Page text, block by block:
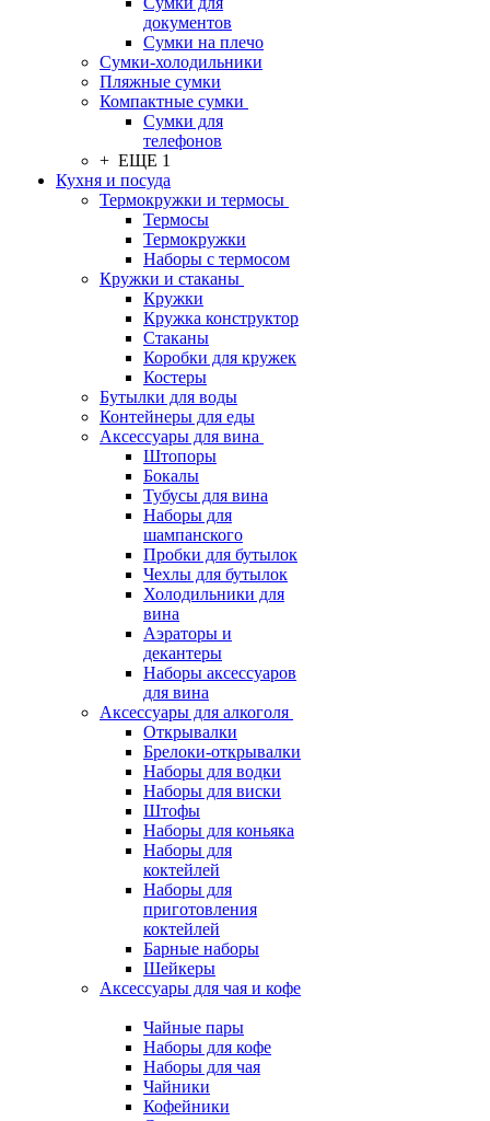
документов
Сумки на плечо
Сумки-холодильники
Пляжные сумки
Компактные сумки
Сумки для
телефонов
+ ЕЩЕ 1
Кухня и посуда
Термокружки и термосы
Термосы
Термокружки
Наборы с термосом
Кружки и стаканы
Кружки
Кружка конструктор
Стаканы
Коробки для кружек
Костеры
Бутылки для воды
Контейнеры для еды
Аксессуары для вина
Штопоры
Бокалы
Тубусы для вина
Наборы для
шампанского
Пробки для бутылок
Чехлы для бутылок
Холодильники для
вина
Аэраторы и
декантеры
Наборы аксессуаров
для вина
Аксессуары для алкоголя
Открывалки
Брелоки-открывалки
Наборы для водки
Наборы для виски
Штофы
Наборы для коньяка
Наборы для
коктейлей
Наборы для
приготовления
коктейлей
Барные наборы
Шейкеры
Аксессуары для чая и кофе
Чайные пары
Наборы для кофе
Наборы для чая
Чайники
Кофейники